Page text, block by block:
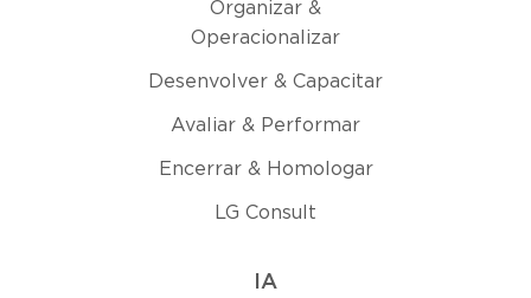
Organizar &
Operacionalizar
Desenvolver & Capacitar
Avaliar & Performar
Encerrar & Homologar
LG Consult
IA